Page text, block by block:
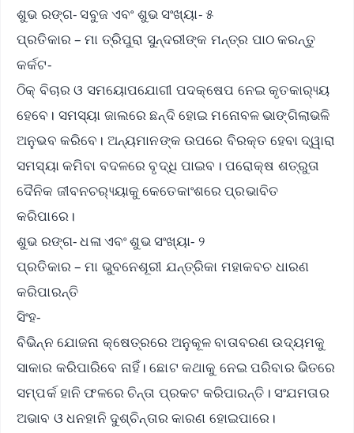
ଶୁଭ ରଙ୍ଗ- ସବୁଜ ଏବଂ ଶୁଭ ସଂଖ୍ୟା- ୫
ପ୍ରତିକାର – ମା ତ୍ରିପୁରା ସୁନ୍ଦରୀଙ୍କ ମନ୍ତ୍ର ପାଠ କରନ୍ତୁ
କର୍କଟ-
ଠିକ୍ ବିଚାର ଓ ସମୟୋପଯୋଗୀ ପଦକ୍ଷେପ ନେଇ କୃତକାର‌୍ୟ୍ୟ
ହେବେ। ସମସ୍ୟା ଜାଲରେ ଛନ୍ଦି ହୋଇ ମନୋବଳ ଭାଙ୍ଗିଲାଭଳି
ଅନୁଭବ କରିବେ। ଅନ୍ୟମାନଙ୍କ ଉପରେ ବିରକ୍ତ ହେବା ଦ୍ୱାରା
ସମସ୍ୟା କମିବା ବଦଳରେ ବୃଦ୍ଧି ପାଇବ। ପରୋକ୍ଷ ଶତ୍ରୁତା
ଦୈନିକ ଜୀବନଚର‌୍ୟ୍ୟାକୁ କେତେକାଂଶରେ ପ୍ରଭାବିତ
କରିପାରେ।
ଶୁଭ ରଙ୍ଗ- ଧଳା ଏବଂ ଶୁଭ ସଂଖ୍ୟା- ୨
ପ୍ରତିକାର – ମା ଭୁବନେଶୂରୀ ଯନ୍ତ୍ରିକା ମହାକବଚ ଧାରଣ
କରିପାରନ୍ତି
ସିଂହ-
ବିଭିନ୍ନ ଯୋଜନା କ୍ଷେତ୍ରରେ ଅନୁକୂଳ ବାତାବରଣ ଉଦ୍ୟମକୁ
ସାକାର କରିପାରିବେ ନାହିଁ। ଛୋଟ କଥାକୁ ନେଇ ପରିବାର ଭିତରେ
ସମ୍ପର୍କ ହାନି ଫଳରେ ଚିନ୍ତା ପ୍ରକଟ କରିପାରନ୍ତି। ସଂଯମତାର
ଅଭାବ ଓ ଧନହାନି ଦୁଶ୍ଚିନ୍ତାର କାରଣ ହୋଇପାରେ।